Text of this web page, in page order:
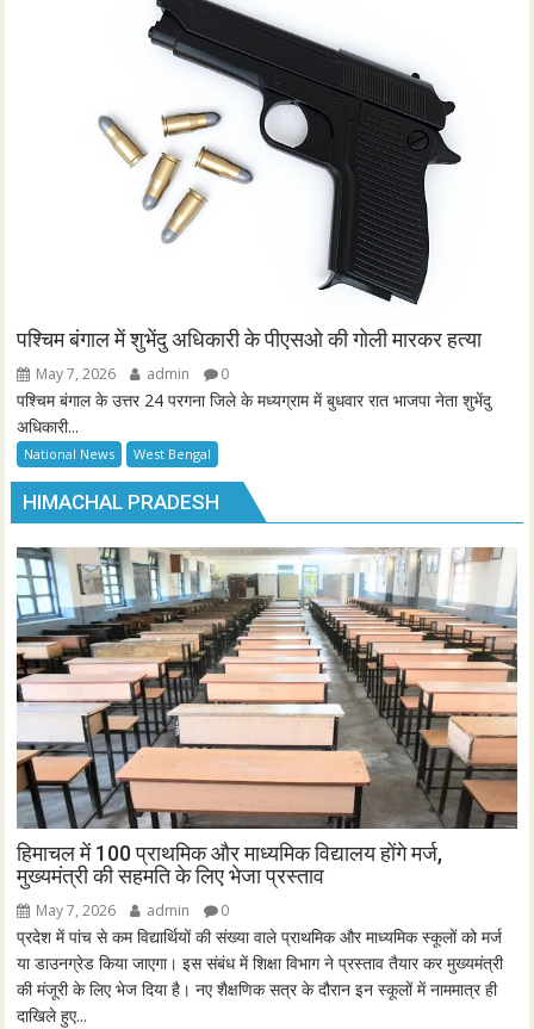
पश्चिम बंगाल में शुभेंदु अधिकारी के पीएसओ की गोली मारकर हत्या
May 7, 2026 admin 0
पश्चिम बंगाल के उत्तर 24 परगना जिले के मध्यग्राम में बुधवार रात भाजपा नेता शुभेंदु
अधिकारी...
National News West Bengal
HIMACHAL PRADESH
हिमाचल में 100 प्राथमिक और माध्यमिक विद्यालय होंगे मर्ज,
मुख्यमंत्री की सहमति के लिए भेजा प्रस्ताव
May 7, 2026 admin 0
प्रदेश में पांच से कम विद्यार्थियों की संख्या वाले प्राथमिक और माध्यमिक स्कूलों को मर्ज
या डाउनग्रेड किया जाएगा। इस संबंध में शिक्षा विभाग ने प्रस्ताव तैयार कर मुख्यमंत्री
की मंजूरी के लिए भेज दिया है। नए शैक्षणिक सत्र के दौरान इन स्कूलों में नाममात्र ही
दाखिले हुए...